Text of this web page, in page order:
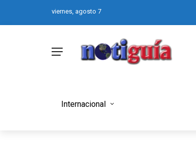
viernes, agosto 7
Internacional